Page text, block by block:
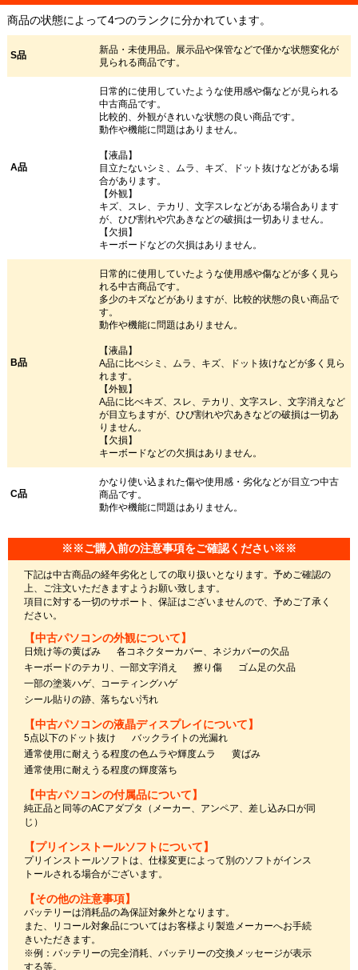
商品の状態によって4つのランクに分かれています。
S品
新品・未使用品。展示品や保管などで僅かな状態変化が
見られる商品です。
A品
日常的に使用していたような使用感や傷などが見られる
中古商品です。
比較的、外観がきれいな状態の良い商品です。
動作や機能に問題はありません。
【液晶】
目立たないシミ、ムラ、キズ、ドット抜けなどがある場
合があります。
【外観】
キズ、スレ、テカリ、文字スレなどがある場合あります
が、ひび割れや穴あきなどの破損は一切ありません。
【欠損】
キーボードなどの欠損はありません。
B品
日常的に使用していたような使用感や傷などが多く見ら
れる中古商品です。
多少のキズなどがありますが、比較的状態の良い商品で
す。
動作や機能に問題はありません。
【液晶】
A品に比べシミ、ムラ、キズ、ドット抜けなどが多く見ら
れます。
【外観】
A品に比べキズ、スレ、テカリ、文字スレ、文字消えなど
が目立ちますが、ひび割れや穴あきなどの破損は一切あ
りません。
【欠損】
キーボードなどの欠損はありません。
C品
かなり使い込まれた傷や使用感・劣化などが目立つ中古
商品です。
動作や機能に問題はありません。
※※ご購入前の注意事項をご確認ください※※
下記は中古商品の経年劣化としての取り扱いとなります。予めご確認の
上、ご注文いただきますようお願い致します。
項目に対する一切のサポート、保証はございませんので、予めご了承く
ださい。
【中古パソコンの外観について】
日焼け等の黄ばみ
各コネクターカバー、ネジカバーの欠品
キーボードのテカリ、一部文字消え
擦り傷
ゴム足の欠品
一部の塗装ハゲ、コーティングハゲ
シール貼りの跡、落ちない汚れ
【中古パソコンの液晶ディスプレイについて】
5点以下のドット抜け
バックライトの光漏れ
通常使用に耐えうる程度の色ムラや輝度ムラ
黄ばみ
通常使用に耐えうる程度の輝度落ち
【中古パソコンの付属品について】
純正品と同等のACアダプタ（メーカー、アンペア、差し込み口が同
じ）
【プリインストールソフトについて】
プリインストールソフトは、仕様変更によって別のソフトがインス
トールされる場合がございます。
【その他の注意事項】
バッテリーは消耗品の為保証対象外となります。
また、リコール対象品についてはお客様より製造メーカーへお手続
きいただきます。
※例：バッテリーの完全消耗、バッテリーの交換メッセージが表示
する等。